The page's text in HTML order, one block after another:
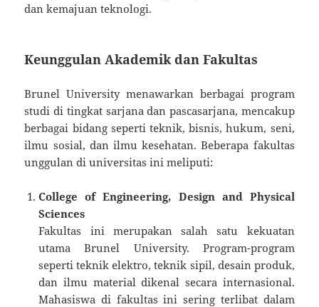
dan kemajuan teknologi.
Keunggulan Akademik dan Fakultas
Brunel University menawarkan berbagai program
studi di tingkat sarjana dan pascasarjana, mencakup
berbagai bidang seperti teknik, bisnis, hukum, seni,
ilmu sosial, dan ilmu kesehatan. Beberapa fakultas
unggulan di universitas ini meliputi:
College of Engineering, Design and Physical
Sciences
Fakultas ini merupakan salah satu kekuatan
utama Brunel University. Program-program
seperti teknik elektro, teknik sipil, desain produk,
dan ilmu material dikenal secara internasional.
Mahasiswa di fakultas ini sering terlibat dalam